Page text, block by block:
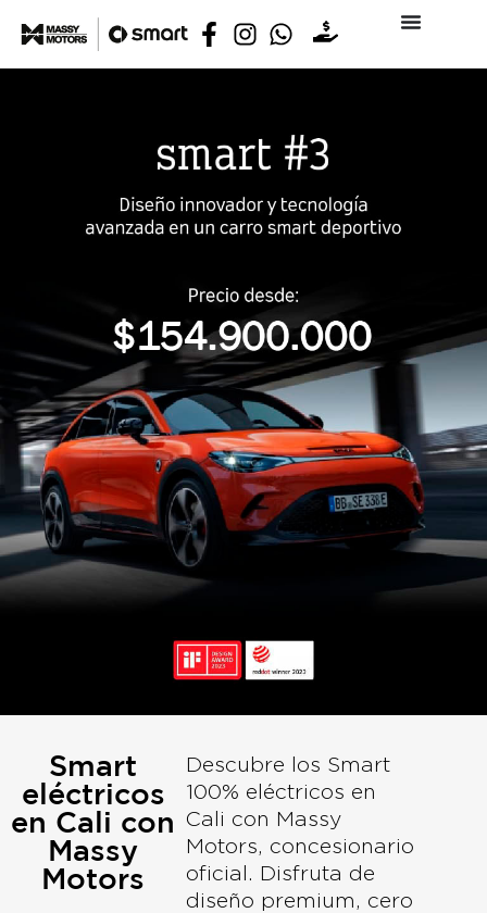
Smart
eléctricos
en Cali con
Massy
Motors
Descubre los Smart
100% eléctricos en
Cali con Massy
Motors, concesionario
oficial. Disfruta de
diseño premium, cero